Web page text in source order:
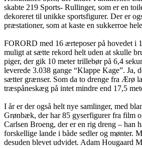
skabte 219 Sports- Rullinger, som er en
dekoreret til unikke sportsfigurer. Der er
præstationer, som at kaste en sukkerroe
FORORD med 16 ærteposer på hovedet i
muligt at sætte rekord helt uden at skulle
piger, der gik 10 meter trillebør på 6,4
leverede 3.038 gange “Klappe Kage”. Ja,
sætter grænser. Som da to drenge fra Ærø
træspåneskæg på intet mindre end 17,5
I år er der også helt nye samlinger, med
Grønbæk, der har 85 gyserfigurer fra film
Carlsen Broeng, der er en rig dreng – han
forskellige lande i både sedler og mønter.
desuden blevet udvidet. Adam Hougaard